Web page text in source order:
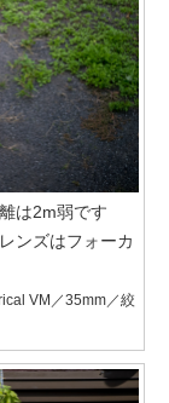
は2m弱です
ンズはフォーカ
VM／35mm／絞